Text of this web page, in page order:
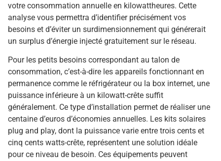
votre consommation annuelle en kilowattheures. Cette
analyse vous permettra d’identifier précisément vos
besoins et d’éviter un surdimensionnement qui générerait
un surplus d’énergie injecté gratuitement sur le réseau.
Pour les petits besoins correspondant au talon de
consommation, c’est-à-dire les appareils fonctionnant en
permanence comme le réfrigérateur ou la box internet, une
puissance inférieure à un kilowatt-crête suffit
généralement. Ce type d’installation permet de réaliser une
centaine d’euros d’économies annuelles. Les kits solaires
plug and play, dont la puissance varie entre trois cents et
cinq cents watts-crête, représentent une solution idéale
pour ce niveau de besoin. Ces équipements peuvent